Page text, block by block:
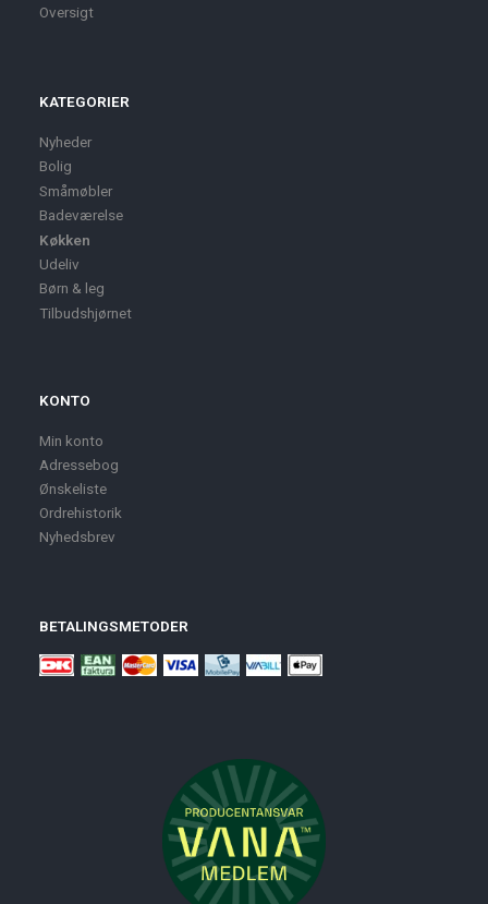
Oversigt
KATEGORIER
Nyheder
Bolig
Småmøbler
Badeværelse
Køkken
Udeliv
Børn & leg
Tilbudshjørnet
KONTO
Min konto
Adressebog
Ønskeliste
Ordrehistorik
Nyhedsbrev
BETALINGSMETODER